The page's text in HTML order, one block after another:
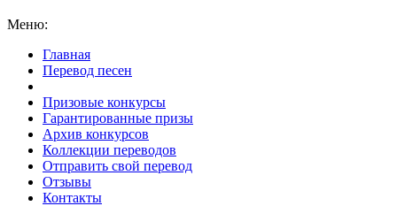
Меню:
Главная
Перевод песен
Призовые конкурсы
Гарантированные призы
Архив конкурсов
Коллекции переводов
Отправить свой перевод
Отзывы
Контакты